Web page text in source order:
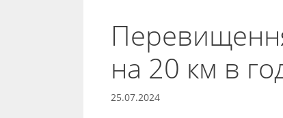
на 20 км в
25.07.2024